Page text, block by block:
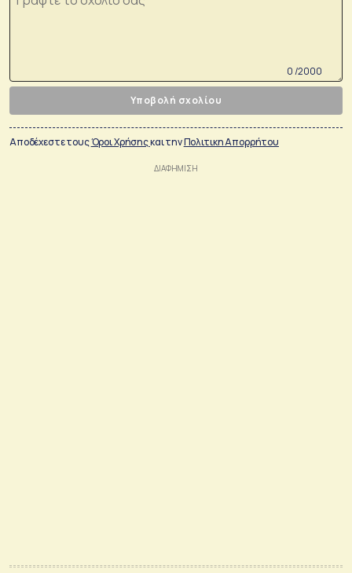
0 /2000
Υποβολή σχολίου
Αποδέχεστε τουςΌροι Χρήσηςκαι τηνΠολιτικη Απορρήτου